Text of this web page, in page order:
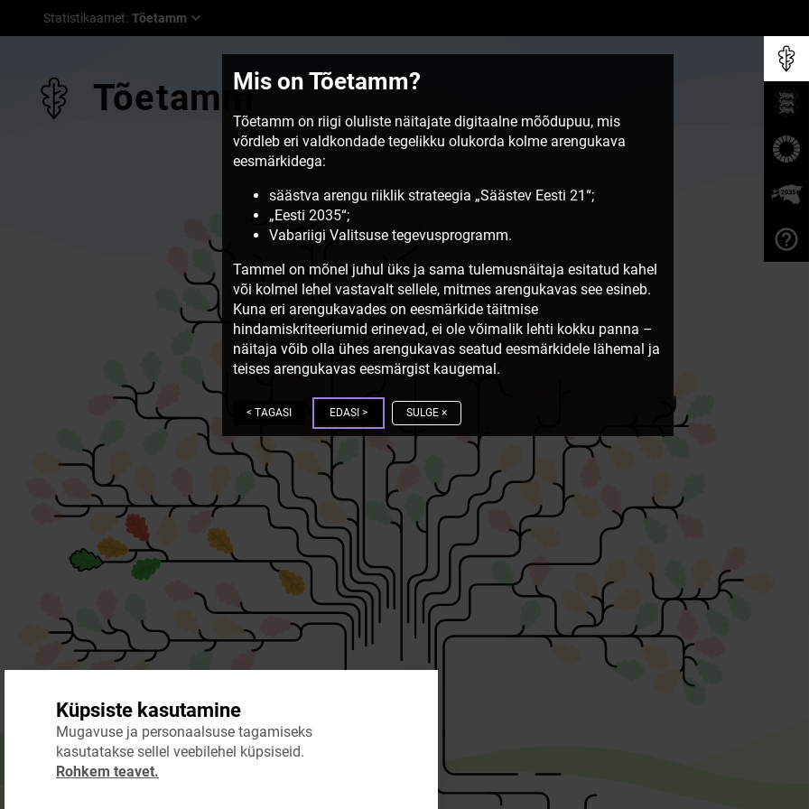
Statistikaamet: Tõetamm
Tõetamm
Küpsiste kasutamine
Mugavuse ja personaalsuse tagamiseks
kasutatakse sellel veebilehel küpsiseid.
Rohkem teavet.
Mis on Tõetamm?
Tõetamm on riigi oluliste näitajate digitaalne mõõdupuu, mis
võrdleb eri valdkondade tegelikku olukorda kolme arengukava
eesmärkidega:
säästva arengu riiklik strateegia „Säästev Eesti 21“;
„Eesti 2035“;
Vabariigi Valitsuse tegevusprogramm.
Tammel on mõnel juhul üks ja sama tulemusnäitaja esitatud kahel
või kolmel lehel vastavalt sellele, mitmes arengukavas see esineb.
Kuna eri arengukavades on eesmärkide täitmise
hindamiskriteeriumid erinevad, ei ole võimalik lehti kokku panna –
näitaja võib olla ühes arengukavas seatud eesmärkidele lähemal ja
teises arengukavas eesmärgist kaugemal.
< TAGASI EDASI > SULGE ×